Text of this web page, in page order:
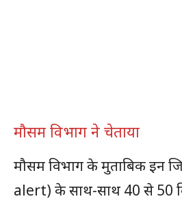
मौसम विभाग ने चेताया
मौसम विभाग के मुताबिक इन
alert) के साथ-साथ 40 से 50